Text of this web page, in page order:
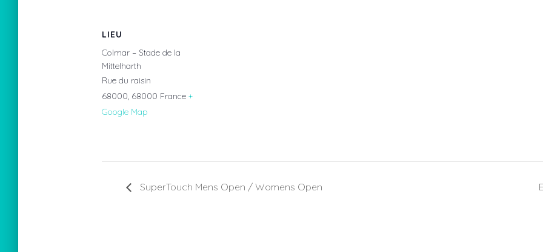
LIEU
Colmar – Stade de la
Mittelharth
Rue du raisin
68000, 68000 France +
Google Map
SuperTouch Mens Open / Womens Open